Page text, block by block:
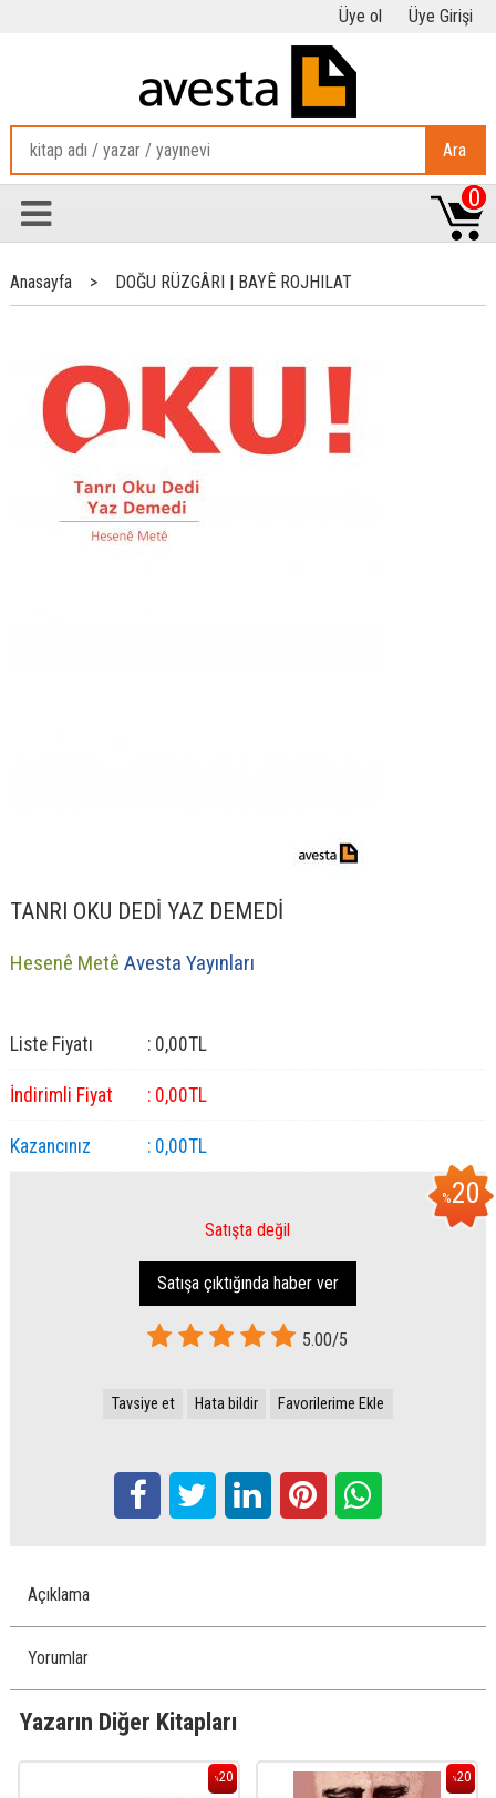
Üye ol Üye Girişi
Ara
0
Anasayfa > DOĞU RÜZGÂRI | BAYÊ ROJHILAT
TANRI OKU DEDİ YAZ DEMEDİ
Hesenê Metê Avesta Yayınları
Liste Fiyatı : 0,00TL
İndirimli Fiyat : 0,00TL
Kazancınız : 0,00TL
%20
Satışta değil
Satışa çıktığında haber ver
5.00/5
Tavsiye et Hata bildir Favorilerime Ekle
Açıklama
Yorumlar
Yazarın Diğer Kitapları
%20 %20